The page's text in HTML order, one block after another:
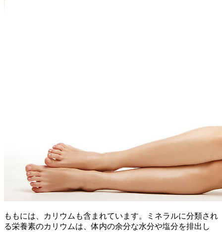
ももには、カリウムも含まれています。ミネラルに分類され
る栄養素のカリウムは、体内の余分な水分や塩分を排出し